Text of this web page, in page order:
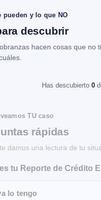
pueden y lo que NO
descubrir
hacen cosas que no
Has descubierto 0
TU caso
rápidas
damos una lectura de tu
tu Reporte de Crédito
lo tengo